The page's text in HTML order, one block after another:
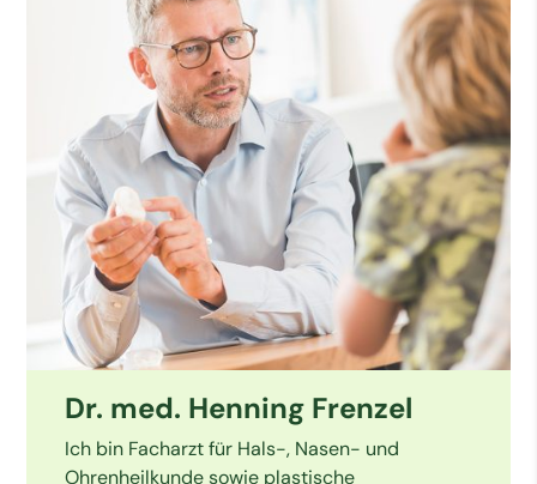
Dr. med. Henning Frenzel
Ich bin Facharzt für Hals-, Nasen- und
Ohrenheilkunde sowie plastische